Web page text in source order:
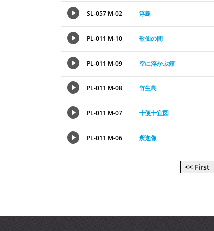
SL-057 M-02 浮島
PL-011 M-10 歌仙の間
PL-011 M-09 空に浮かぶ舘
PL-011 M-08 竹生島
PL-011 M-07 十便十宜図
PL-011 M-06 釈迦像
<< First